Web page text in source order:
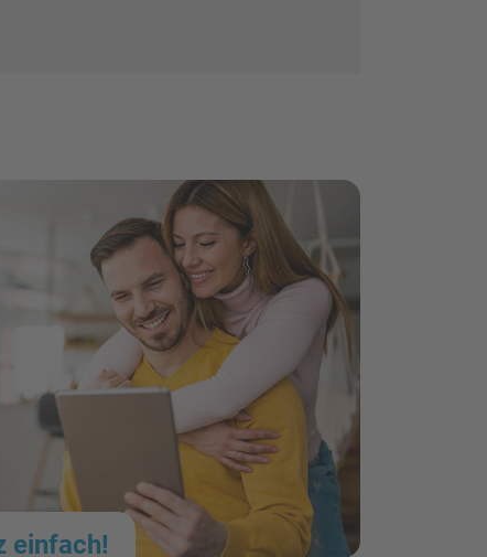
einfach!